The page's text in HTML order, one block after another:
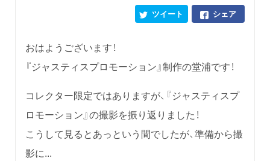
シェア
ツイート
おはようございます！
『ジャスティスプロモーション』制作の堂浦です！
コレクター限定ではありますが、『ジャスティスプ
ロモーション』の撮影を振り返りました！
こうして見るとあっという間でしたが、準備から撮
影に...